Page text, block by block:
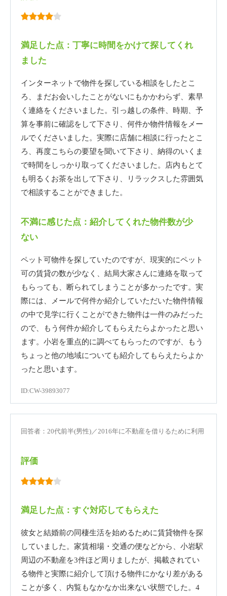
満足した点：丁寧に時間をかけて探してくれ
ました
インターネットで物件を探している相談をしたとこ
ろ、まだお会いしたことがないにもかかわらず、素早
く連絡をくださいました。引っ越しの条件、時期、予
算を事前に確認をして下さり、何件か物件情報をメー
ルでくださいました。実際に店舗に相談に行ったとこ
ろ、再度こちらの要望を聞いて下さり、納得のいくま
で時間をしっかり取ってくださいました。店内もとて
も明るくお茶を出して下さり、リラックスした雰囲気
で相談することができました。
不満に感じた点：紹介してくれた物件数が少
ない
ペット可物件を探していたのですが、現実的にペット
可の賃貸の数が少なく、結局大家さんに連絡を取って
もらっても、断られてしまうことが多かったです。実
際には、メールで何件か紹介していただいた物件情報
の中で見学に行くことができた物件は一件のみだった
ので、もう何件か紹介してもらえたらよかったと思い
ます。小岩を重点的に調べてもらったのですが、もう
ちょっと他の地域についても紹介してもらえたらよか
ったと思います。
ID:CW-39893077
回答者：20代前半(男性)／2016年に不動産を借りるために利用
評価
満足した点：すぐ対応してもらえた
彼女と結婚前の同棲生活を始めるために賃貸物件を探
していました。家賃相場・交通の便などから、小岩駅
周辺の不動産を3件ほど周りましたが、掲載されてい
る物件と実際に紹介して頂ける物件にかなり差がある
ことが多く、内覧もなかなか出来ない状態でした。4